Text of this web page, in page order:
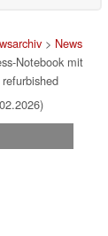
> News
Notebook mit